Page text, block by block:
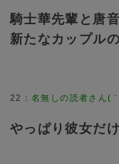
騎士華先輩と唐
新たなカップル
22 ：名無しの読者さん(
やっぱり彼女だ